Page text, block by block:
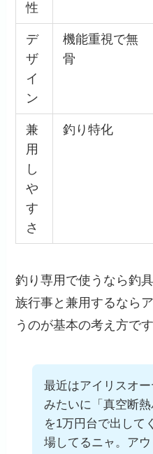
性
デ
ザ
イ
ン
機能重視で無
骨
兼
用
し
や
す
さ
釣り特化
釣り専用で使うなら釣
族行事と兼用するなら
うのが基本の考え方です
最近はアイリスオ
みたいに「真空断熱
を1万円台で出して
場してるニャ。ア